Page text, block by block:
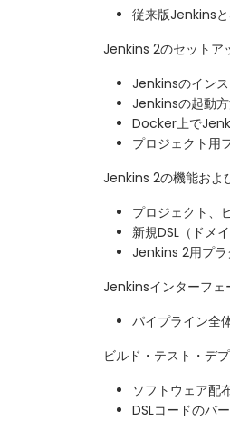
従来版Jenkins
Jenkins 2のセットア
Jenkinsのイン
Jenkinsの起動
Docker上で
プロジェクト用
Jenkins 2の機能およ
プロジェクト、
新規DSL（ドメ
Jenkins 2用プラ
Jenkinsインターフェ
パイプライン全
ビルド・テスト・デ
ソフトウェア配
DSLコードのバ